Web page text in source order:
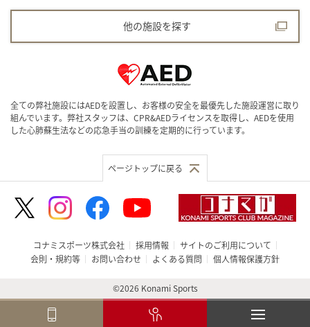
他の施設を探す
全ての弊社施設にはAEDを設置し、お客様の安全を最優先した施設運営に取り
組んでいます。弊社スタッフは、CPR&AEDライセンスを取得し、AEDを使用
した心肺蘇生法などの応急手当の訓練を定期的に行っています。
ページトップに戻る
コナミスポーツ株式会社 採用情報
サイトのご利用について
会則・規約等
お問い合わせ よくある質問 個人情報保護方針
©2026 Konami Sports